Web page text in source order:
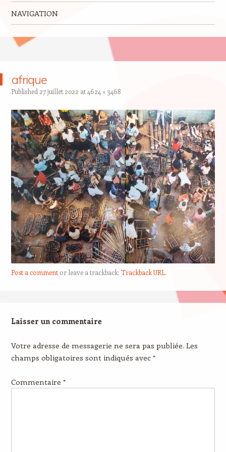
NAVIGATION
afrique
Published 27 juillet 2022 at4624 × 3468
Post a commentor leave a trackback: Trackback URL.
Laisser un commentaire
Votre adresse de messagerie ne sera pas publiée. Les
champs obligatoires sont indiqués avec *
Commentaire *